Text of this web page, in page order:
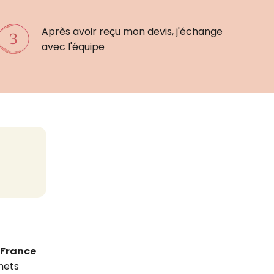
Après avoir reçu mon devis, j'échange
avec l'équipe